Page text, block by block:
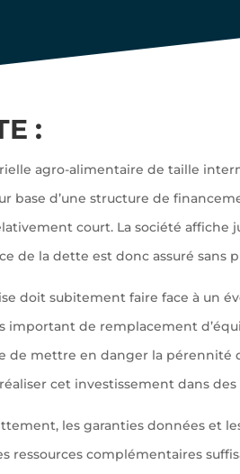
:
agro-alimentaire de taille
base d’une structure de
court. La société affiche
de la dette est donc assuré sans
doit subitement faire face à un
important de remplacement
de mettre en danger la pérennité
cet investissement dans
les garanties données et
ressources complémentaires